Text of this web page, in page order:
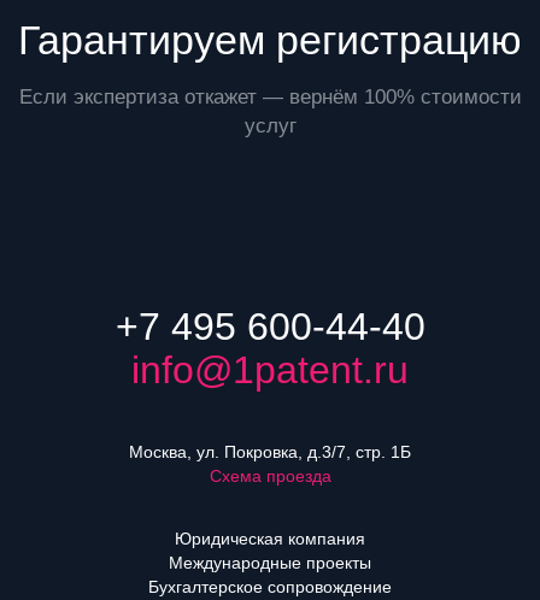
Гарантируем регистрацию
Если экспертиза откажет — вернём 100% стоимости
услуг
+7 495 600-44-40
info@1patent.ru
Москва, ул. Покровка, д.3/7, стр. 1Б
Схема проезда
Юридическая компания
Международные проекты
Бухгалтерское сопровождение